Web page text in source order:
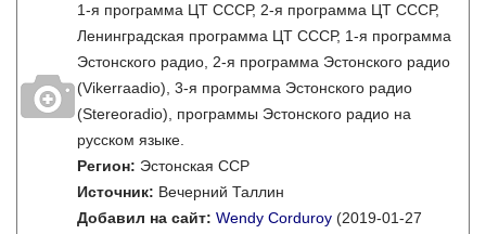
1-я программа ЦТ СССР, 2-я программа ЦТ СССР,
Ленинградская программа ЦТ СССР, 1-я программа
Эстонского радио, 2-я программа Эстонского радио
(Vikerraadio), 3-я программа Эстонского радио
(Stereoradio), программы Эстонского радио на
русском языке.
Регион: Эстонская ССР
Источник: Вечерний Таллин
Добавил на сайт: Wendy Corduroy (2019-01-27